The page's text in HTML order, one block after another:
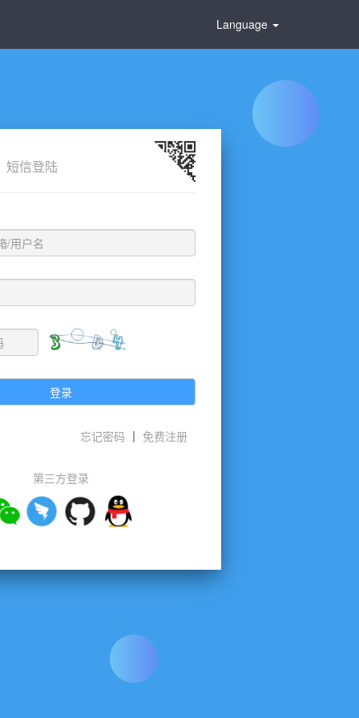
Language
短信登陆
登录
免费注册
忘记密码
第三方登录